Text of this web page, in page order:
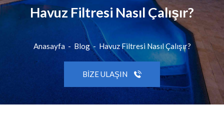
Havuz Filtresi Nasıl Çalışır?
Anasayfa - Blog - Havuz Filtresi Nasıl Çalışır?
BIZE ULAŞIN